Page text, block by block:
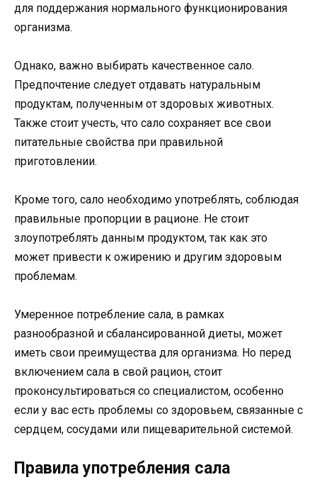
для поддержания нормального функционирования
организма.
Однако, важно выбирать качественное сало.
Предпочтение следует отдавать натуральным
продуктам, полученным от здоровых животных.
Также стоит учесть, что сало сохраняет все свои
питательные свойства при правильной
приготовлении.
Кроме того, сало необходимо употреблять, соблюдая
правильные пропорции в рационе. Не стоит
злоупотреблять данным продуктом, так как это
может привести к ожирению и другим здоровым
проблемам.
Умеренное потребление сала, в рамках
разнообразной и сбалансированной диеты, может
иметь свои преимущества для организма. Но перед
включением сала в свой рацион, стоит
проконсультироваться со специалистом, особенно
если у вас есть проблемы со здоровьем, связанные с
сердцем, сосудами или пищеварительной системой.
Правила употребления сала